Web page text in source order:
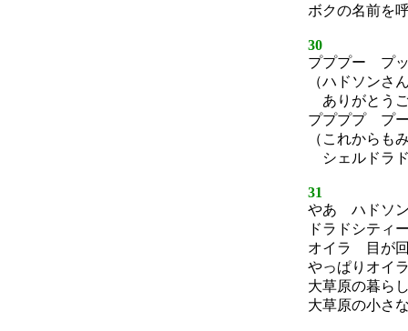
ボクの名前を
30
プププー プ
（ハドソン
ありがとう
ププププ プ
（これからも
シェルドラ
31
やあ ハドソ
ドラドシティ
オイラ 目が
やっぱりオイ
大草原の暮ら
大草原の小さ